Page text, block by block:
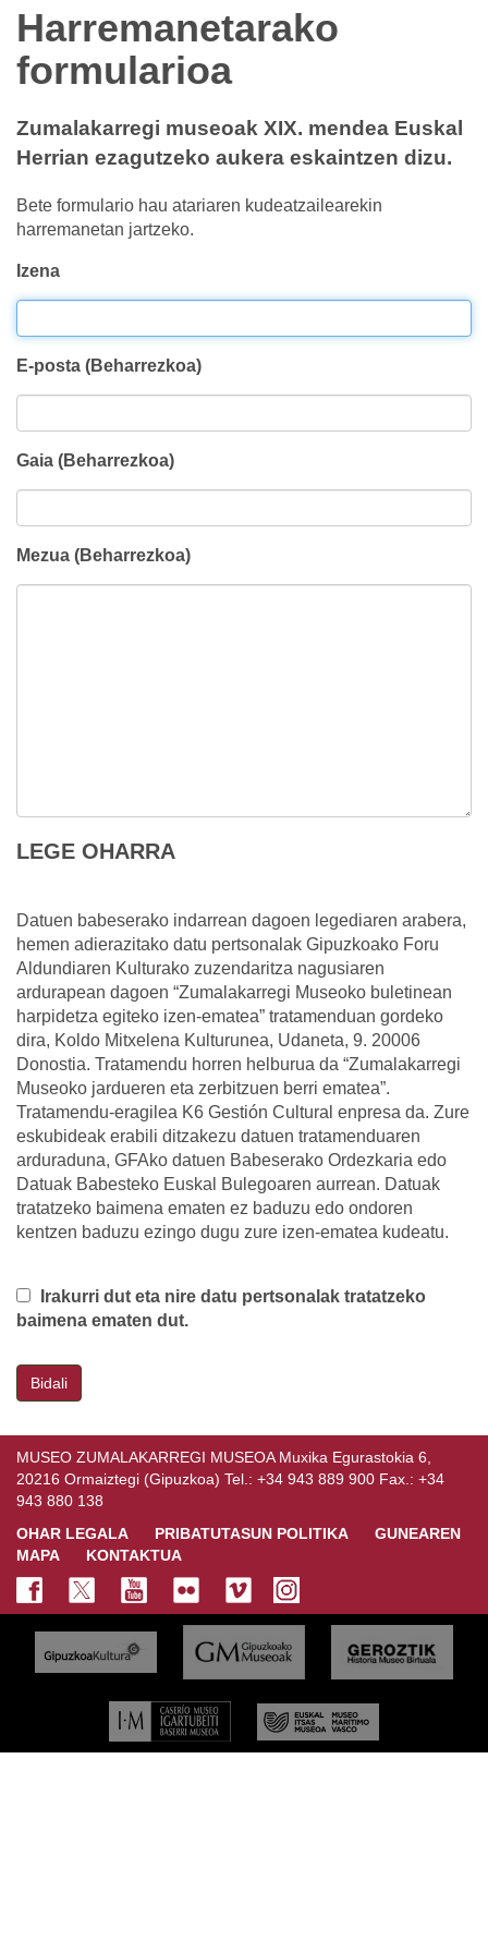
Harremanetarako
formularioa
Zumalakarregi museoak XIX. mendea Euskal
Herrian ezagutzeko aukera eskaintzen dizu.
Bete formulario hau atariaren kudeatzailearekin
harremanetan jartzeko.
Izena
E-posta (Beharrezkoa)
Gaia (Beharrezkoa)
Mezua (Beharrezkoa)
LEGE OHARRA
Datuen babeserako indarrean dagoen legediaren arabera,
hemen adierazitako datu pertsonalak Gipuzkoako Foru
Aldundiaren Kulturako zuzendaritza nagusiaren
ardurapean dagoen “Zumalakarregi Museoko buletinean
harpidetza egiteko izen-ematea” tratamenduan gordeko
dira, Koldo Mitxelena Kulturunea, Udaneta, 9. 20006
Donostia. Tratamendu horren helburua da “Zumalakarregi
Museoko jardueren eta zerbitzuen berri ematea”.
Tratamendu-eragilea K6 Gestión Cultural enpresa da. Zure
eskubideak erabili ditzakezu datuen tratamenduaren
arduraduna, GFAko datuen Babeserako Ordezkaria edo
Datuak Babesteko Euskal Bulegoaren aurrean. Datuak
tratatzeko baimena ematen ez baduzu edo ondoren
kentzen baduzu ezingo dugu zure izen-ematea kudeatu.
Irakurri dut eta nire datu pertsonalak tratatzeko
baimena ematen dut.
Bidali
MUSEO ZUMALAKARREGI MUSEOA Muxika Egurastokia 6,
20216 Ormaiztegi (Gipuzkoa) Tel.: +34 943 889 900 Fax.: +34
943 880 138
OHAR LEGALA
PRIBATUTASUN POLITIKA
GUNEAREN
MAPA
KONTAKTUA